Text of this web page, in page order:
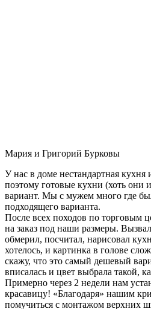
Мария и Григорий Бурковы
У нас в доме нестандартная кухня
поэтому готовые кухни (хоть
вариант. Мы с мужем много где
подходящего варианта.
После всех походов по торговым
на заказ под наши размеры.
обмерил, посчитал, нарисовал
хотелось, и картинка в голове
скажу, что это самый дешевый
вписалась и цвет выбрала такой,
Примерно через 2 недели нам
красавицу! «Благодаря» нашим
помучиться с монтажом верхних